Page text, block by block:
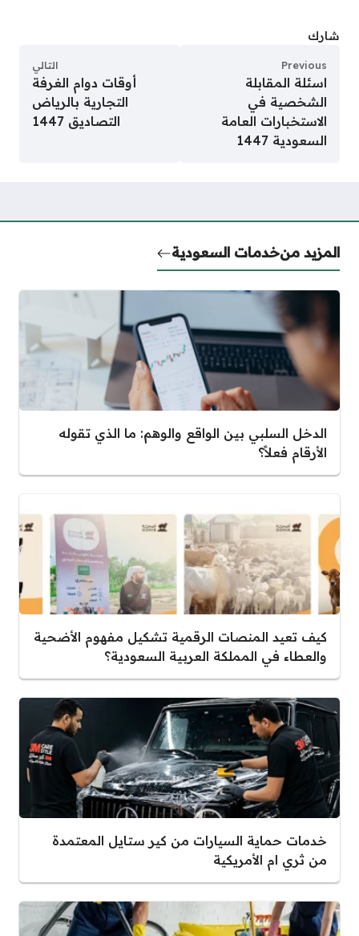
شارك
Previous
اسئلة المقابلة
الشخصية في
الاستخبارات العامة
السعودية 1447
التالي
أوقات دوام الغرفة
التجارية بالرياض
التصاديق 1447
المزيد منخدمات السعودية
الدخل السلبي بين الواقع والوهم: ما الذي تقوله
الأرقام فعلاً؟
كيف تعيد المنصات الرقمية تشكيل مفهوم الأضحية
والعطاء في المملكة العربية السعودية؟
خدمات حماية السيارات من كير ستايل المعتمدة
من ثري ام الأمريكية